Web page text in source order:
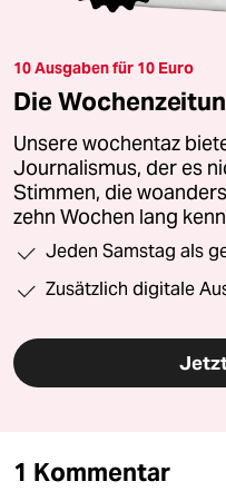
10 Ausgaben für 10 Euro
Die
Unsere wochentaz
Journalismus, der es
Stimmen, die
zehn Wochen lang
Jeden Samstag als
Zusätzlich digitale
1 Kommentar